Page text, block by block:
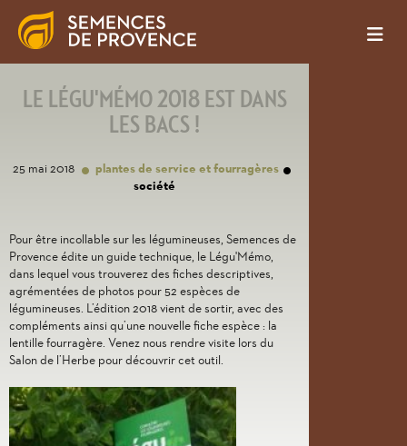
LE LÉGU'MÉMO 2018 EST DANS
LES BACS !
25 mai 2018
plantes de service et fourragères
société
Pour être incollable sur les légumineuses, Semences de
Provence édite un guide technique, le Légu'Mémo,
dans lequel vous trouverez des fiches descriptives,
agrémentées de photos pour 52 espèces de
légumineuses. L’édition 2018 vient de sortir, avec des
compléments ainsi qu’une nouvelle fiche espèce : la
lentille fourragère. Venez nous rendre visite lors du
Salon de l’Herbe pour découvrir cet outil.